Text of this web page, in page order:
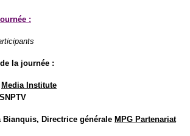
:
la journée :
Media Institute
Bianquis, Directrice générale MPG Partenariat